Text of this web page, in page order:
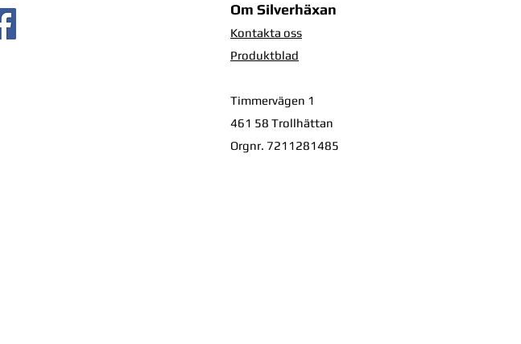
Om Silverhäxan
Kontakta oss
Produktblad
Timmervägen 1
461 58 Trollhättan
Orgnr. 7211281485